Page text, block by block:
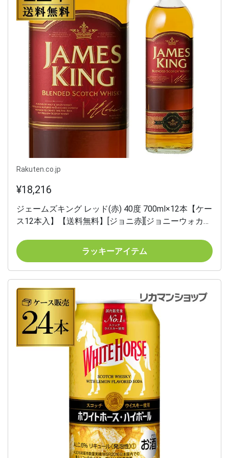
Rakuten.co.jp
¥18,216
ジェームズキング レッド(赤) 40度 700ml×12本【ケー
ス12本入】【送料無料】[ジョニ赤][ジョニーウォカ
日
ラッキーアイテム